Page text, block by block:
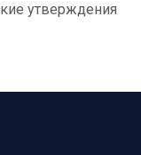
утверждения